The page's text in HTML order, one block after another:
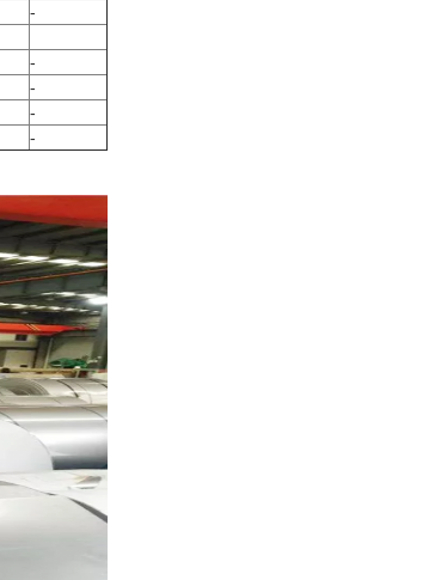
-
-
-
-
-